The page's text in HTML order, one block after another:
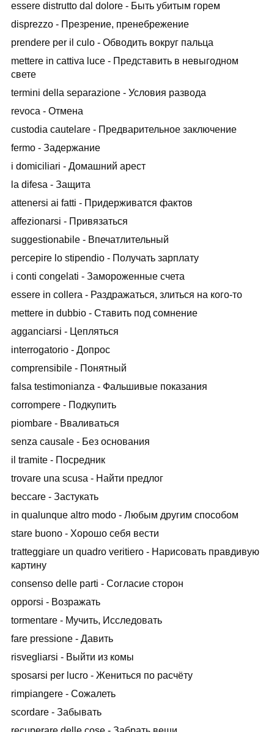
essere distrutto dal dolore - Быть убитым горем
disprezzo - Презрение, пренебрежение
prendere per il culo - Обводить вокруг пальца
mettere in cattiva luce - Представить в невыгодном
свете
termini della separazione - Условия развода
revoca - Отмена
custodia cautelare - Предварительное заключение
fermo - Задержание
i domiciliari - Домашний арест
la difesa - Защита
attenersi ai fatti - Придерживатся фактов
affezionarsi - Привязаться
suggestionabile - Впечатлительный
percepire lo stipendio - Получать зарплату
i conti congelati - Замороженные счета
essere in collera - Раздражаться, злиться на кого-то
mettere in dubbio - Ставить под сомнение
agganciarsi - Цепляться
interrogatorio - Допрос
comprensibile - Понятный
falsa testimonianza - Фальшивые показания
corrompere - Подкупить
piombare - Вваливаться
senza causale - Без основания
il tramite - Посредник
trovare una scusa - Найти предлог
beccare - Застукать
in qualunque altro modo - Любым другим способом
stare buono - Хорошо себя вести
tratteggiare un quadro veritiero - Нарисовать правдивую
картину
consenso delle parti - Согласие сторон
opporsi - Возражать
tormentare - Мучить, Исследовать
fare pressione - Давить
risvegliarsi - Выйти из комы
sposarsi per lucro - Жениться по расчёту
rimpiangere - Сожалеть
scordare - Забывать